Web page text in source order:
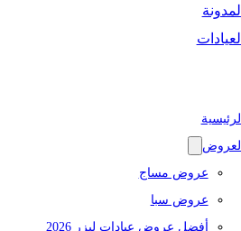
المدونة
العيادات
الرئيسية
العروض
عروض مساج
عروض سبا
أفضل عروض عيادات ليزر 2026